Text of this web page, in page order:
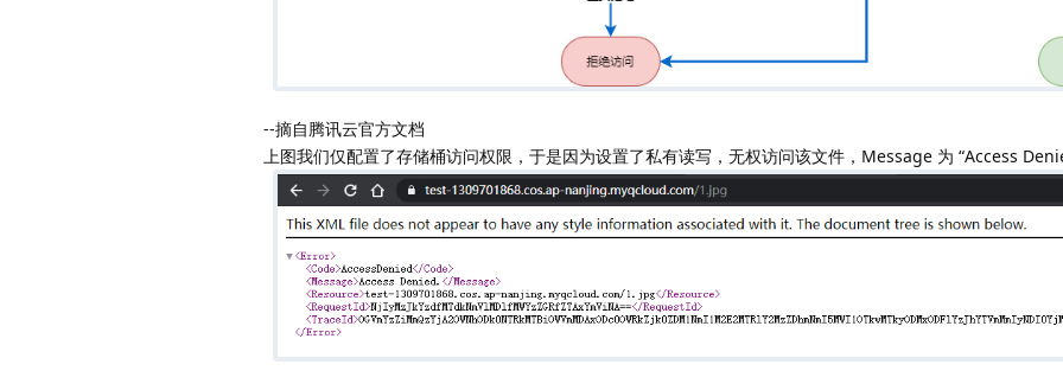
--摘自腾讯云官方文档
上图我们仅配置了存储桶访问权限，于是因为设置了私有读写，无权访问该文件，Message 为 “Access